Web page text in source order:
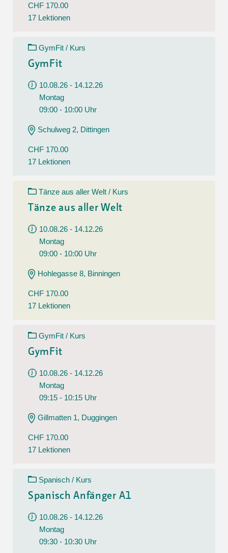
CHF 170.00
17 Lektionen
GymFit / Kurs
GymFit
10.08.26 - 14.12.26
Montag
09:00 - 10:00 Uhr
Schulweg 2, Dittingen
CHF 170.00
17 Lektionen
Tänze aus aller Welt / Kurs
Tänze aus aller Welt
10.08.26 - 14.12.26
Montag
09:00 - 10:00 Uhr
Hohlegasse 8, Binningen
CHF 170.00
17 Lektionen
GymFit / Kurs
GymFit
10.08.26 - 14.12.26
Montag
09:15 - 10:15 Uhr
Gillmatten 1, Duggingen
CHF 170.00
17 Lektionen
Spanisch / Kurs
Spanisch Anfänger A1
10.08.26 - 14.12.26
Montag
09:30 - 10:30 Uhr